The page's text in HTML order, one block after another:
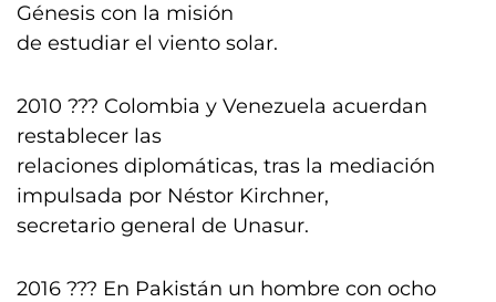
Génesis con la misión
de estudiar el viento solar.
2010 ??? Colombia y Venezuela acuerdan
restablecer las
relaciones diplomáticas, tras la mediación
impulsada por Néstor Kirchner,
secretario general de Unasur.
2016 ??? En Pakistán un hombre con ocho